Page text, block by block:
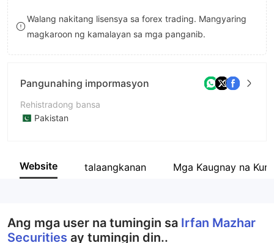
9 7
8
Walang nakitang lisensya sa forex trading. Mangyaring
magkaroon ng kamalayan sa mga panganib.
Pangunahing impormasyon
Rehistradong bansa
Pakistan
Kumpanya
Website talaangkanan Mga Kaugnay na
Ang mga user na tumingin sa Irfan Mazhar
Securities ay tumingin din..